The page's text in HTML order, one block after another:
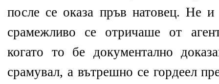
после се оказа пръв натовец. Не и
срамежливо се отричаше от
когато то бе документално
срамувал, а вътрешно се гордеел